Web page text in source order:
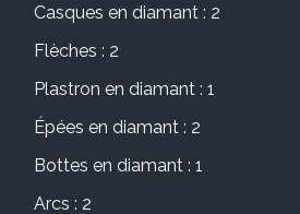
Casques en diamant : 2
Flèches : 2
Plastron en diamant : 1
Épées en diamant : 2
Bottes en diamant : 1
Arcs : 2